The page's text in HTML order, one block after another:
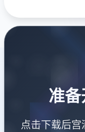
准
点击下载后